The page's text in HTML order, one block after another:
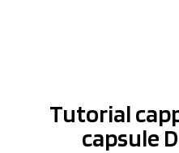
Tutorial
capsule